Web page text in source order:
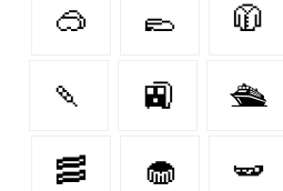
🥽 🥿 🧥
🍡 🚉 🛳
🥓 🧁 🫛